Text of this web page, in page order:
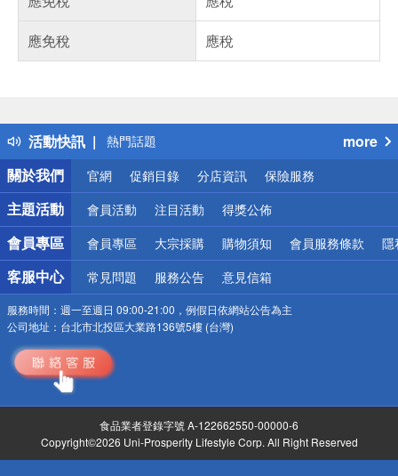
應免稅
應稅
活動快訊
得獎公告
熱門話題
銀行優惠
偏遠地區配送
詐騙網頁！請小心！
more
關於我們
官網 促銷目錄 分店資訊 保險服務
主題活動 會員活動 注目活動 得獎公佈
會員專區 會員專區 大宗採購 購物須知 會員服務條款 隱
客服中心 常見問題 服務公告 意見信箱
服務時間： 週一至週日 09:00-21:00，例假日依網站公告為主
公司地址： 台北市北投區大業路136號5樓 (台灣)
食品業者登錄字號 A-122662550-00000-6
Copyright©2026 Uni-Prosperity Lifestyle Corp. All Right Reserved